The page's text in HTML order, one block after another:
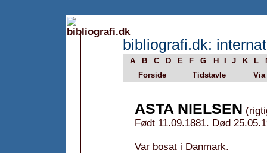
bibliografi.dk:
A B C D E F G H J K L
Forside
Tidstavle Via
ASTA NIELSEN
Født 11.09.1881. Død
Var bosat i Danmark.